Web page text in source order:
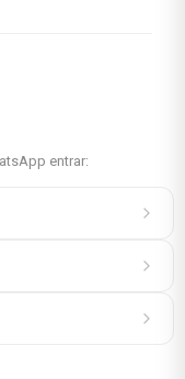
entrar: